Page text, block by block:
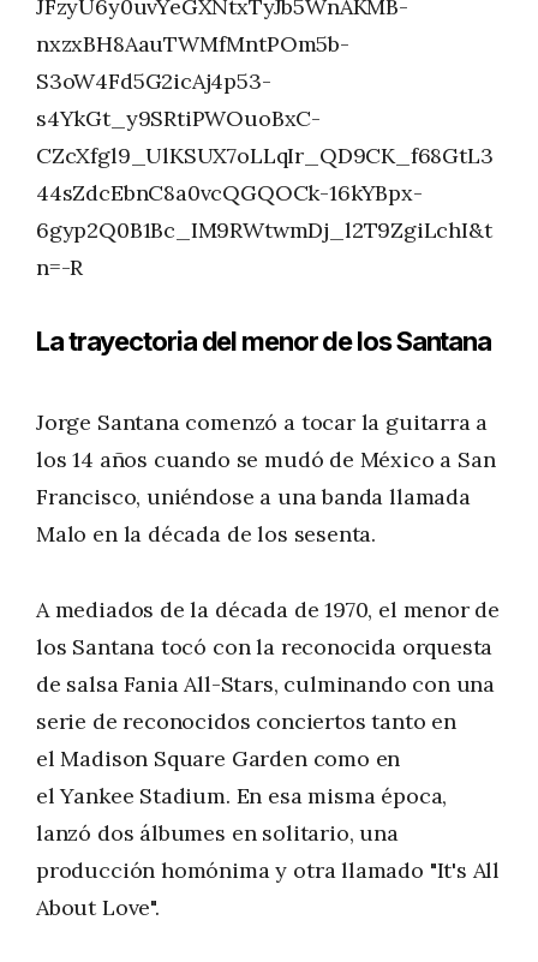
JFzyU6y0uvYeGXNtxTyJb5WnAKMB-
nxzxBH8AauTWMfMntPOm5b-
S3oW4Fd5G2icAj4p53-
s4YkGt_y9SRtiPWOuoBxC-
CZcXfgl9_UlKSUX7oLLqIr_QD9CK_f68GtL3
44sZdcEbnC8a0vcQGQOCk-16kYBpx-
6gyp2Q0B1Bc_IM9RWtwmDj_l2T9ZgiLchI&t
n=-R
La trayectoria del menor de los Santana
Jorge Santana comenzó a tocar la guitarra a
los 14 años cuando se mudó de México a San
Francisco, uniéndose a una banda llamada
Malo en la década de los sesenta.
A mediados de la década de 1970, el menor de
los Santana tocó con la reconocida orquesta
de salsa Fania All-Stars, culminando con una
serie de reconocidos conciertos tanto en
el Madison Square Garden como en
el Yankee Stadium. En esa misma época,
lanzó dos álbumes en solitario, una
producción homónima y otra llamado "It's All
About Love".